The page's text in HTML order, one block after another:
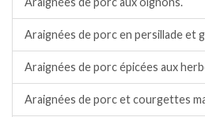
Araignées de porc en persillade et
Araignées de porc épicées aux
Araignées de porc et courgettes